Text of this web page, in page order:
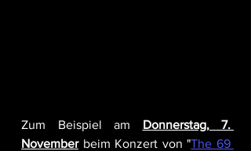
Zum Beispiel am Donnerstag, 7.
November beim Konzert von "The 69